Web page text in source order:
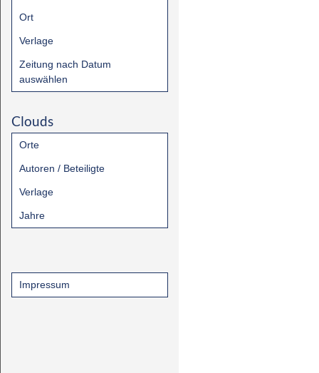
Ort
Verlage
Zeitung nach Datum
auswählen
Clouds
Orte
Autoren / Beteiligte
Verlage
Jahre
Impressum